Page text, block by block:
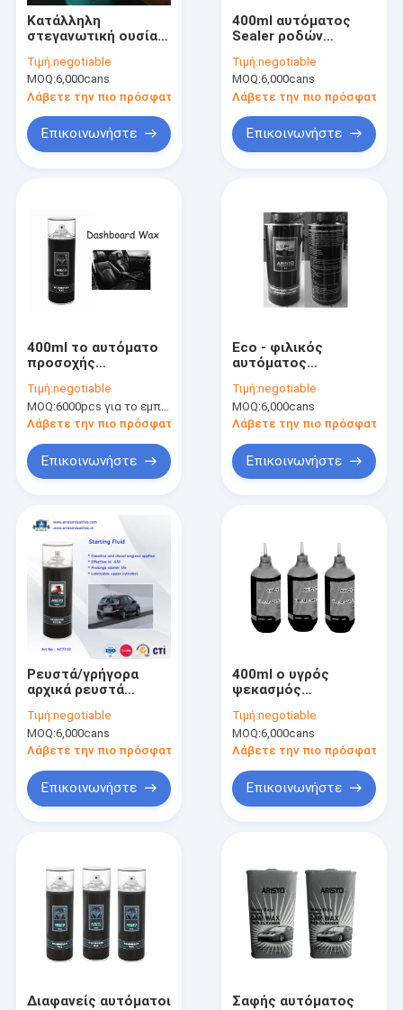
Προϊόντα
Σχετικά με εμάς
Επισκέψεις στο εργοστάσιο
Έλεγχος ποιότητας
χρώμα ψεκασμού υφάσματος
Χρώμα ψεκασμού γκράφιτι
Βιομηχανικά λιπαντικά
σήμανση Αερογράφος
Κατάλληλη
στεγανωτική ουσία
προσοχής οπής
προληπτική υγρή
αυτόματη
Τιμή:negotiable
MOQ:6,000cans
Λάβετε την πιο πρόσφατη τιμή
Επικοινωνήστε
400ml αυτόματος
Sealer ροδών
επισκευής
προϊόντων
προσοχής φορητός
Inflator ψεκασμός
Τιμή:negotiable
MOQ:6,000cans
Λάβετε την πιο πρόσφατη
Επικοινωνήστε
400ml το αυτόματο
προσοχής
αυτοκινήτων
πιλοτήριο αρώματος
ταμπλό πολωνικό
ψεκασμός
Τιμή:negotiable
MOQ:6000pcs για το εμπορικό σήμα Aristo, 15000pcs για το εμπορικό σήμα πελατών
Λάβετε την πιο πρόσφατη τιμή
Επικοινωνήστε
Eco - φιλικός
αυτόματος
προσοχής ψεκασμός
αερολύματος
Undercoating
επενδεδυμένος με
καουτσούκ
Τιμή:negotiable
MOQ:6,000cans
Λάβετε την πιο πρόσφατη
Επικοινωνήστε
Ρευστά/γρήγορα
αρχικά ρευστά
αυτοκινήτων
προσοχής προϊόντα
εκκινητών μηχανών
θερμοκρασίας
Τιμή:negotiable
MOQ:6,000cans
Λάβετε την πιο πρόσφατη τιμή
Επικοινωνήστε
400ml ο υγρός
ψεκασμός
ουσίας ροδών αντι
επισκευής οπής για
τα μέρη αυτοκινήτου
αντιοξειδωτικός
Τιμή:negotiable
MOQ:6,000cans
Λάβετε την πιο πρόσφατη
Επικοινωνήστε
Διαφανείς αυτόματοι
Σαφής αυτόματος